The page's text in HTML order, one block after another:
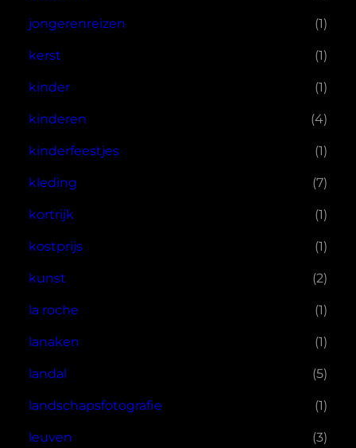
jongerenreizen (1)
kerst (1)
kinder (1)
kinderen (4)
kinderfeestjes (1)
kleding (7)
kortrijk (1)
kostprijs (1)
kunst (2)
la roche (1)
lanaken (1)
landal (5)
landschapsfotografie (1)
leuven (3)